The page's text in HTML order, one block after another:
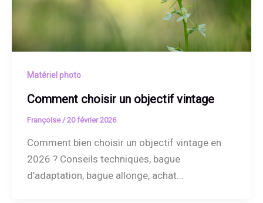
Matériel photo
Comment choisir un objectif vintage
Françoise /20 février 2026
Comment bien choisir un objectif vintage en
2026 ? Conseils techniques, bague
d’adaptation, bague allonge, achat…